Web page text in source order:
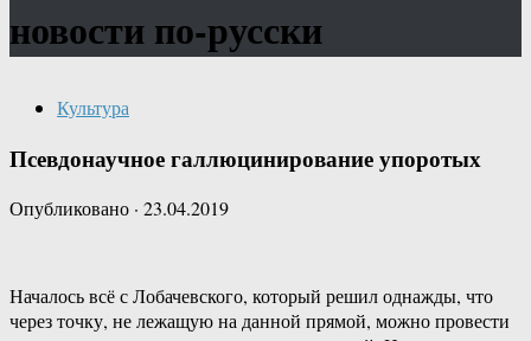
новости по-русски
Культура
Псевдонаучное галлюцинирование упоротых
Опубликовано · 23.04.2019
Началось всё с Лобачевского, который решил однажды, что
через точку, не лежащую на данной прямой, можно провести